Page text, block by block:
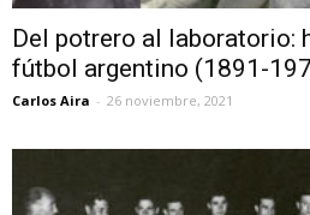
Del potrero al laboratorio:
fútbol argentino (1891-
Carlos Aira - 26 noviembre, 2021